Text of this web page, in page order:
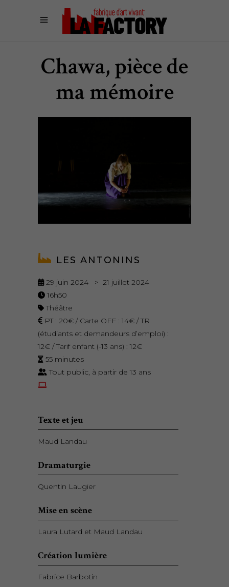
Chawa, pièce de
ma mémoire
LES ANTONINS
29 juin 2024 > 21 juillet 2024
16h50
Théâtre
PT : 20€ / Carte OFF : 14€ / TR
(étudiants et demandeurs d’emploi) :
12€ / Tarif enfant (-13 ans) : 12€
55 minutes
Tout public, à partir de 13 ans
Texte et jeu
Maud Landau
Dramaturgie
Quentin Laugier
Mise en scène
Laura Lutard et Maud Landau
Création lumière
Fabrice Barbotin